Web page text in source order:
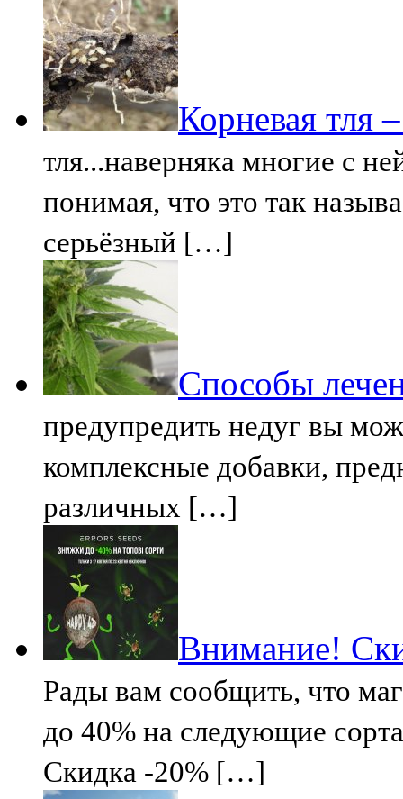
Корневая тля
тля...наверняка многие с
понимая, что это так
серьёзный […]
Способы
предупредить недуг вы
комплексные добавки,
различных […]
Внимание!
Рады вам сообщить, что
до 40% на следующие
Скидка -20% […]